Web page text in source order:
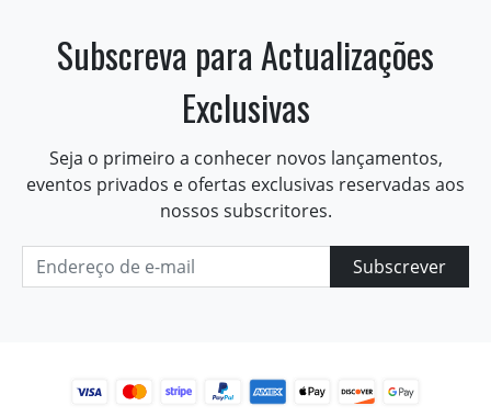
Subscreva para Actualizações
Exclusivas
Seja o primeiro a conhecer novos lançamentos,
eventos privados e ofertas exclusivas reservadas aos
nossos subscritores.
Subscrever